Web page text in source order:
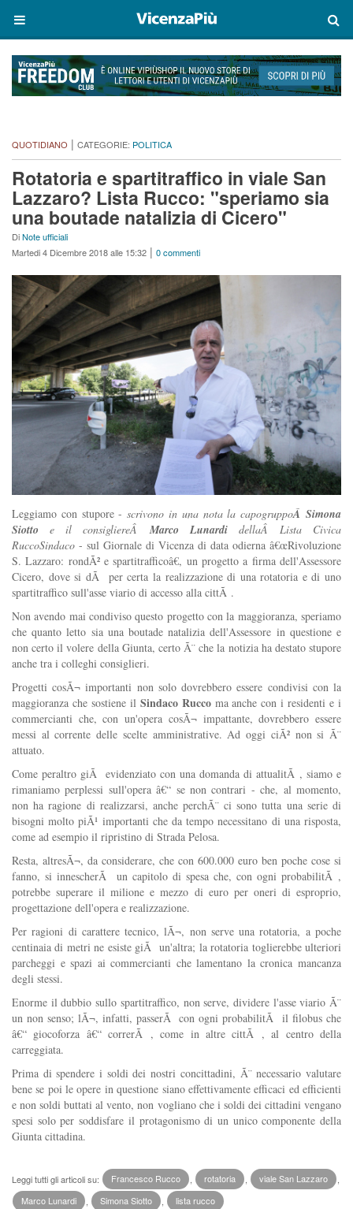
QUOTIDIANO | CATEGORIE: POLITICA
Rotatoria e spartitraffico in viale San
Lazzaro? Lista Rucco: "speriamo sia
una boutade natalizia di Cicero"
DiNote ufficiali
Martedi 4 Dicembre 2018 alle 15:32 | 0 commenti
Leggiamo con stupore -scrivono in una nota la capogruppoÂSimona
Siotto e il consigliereÂMarco LunardidellaÂ Lista Civica
RuccoSindaco - sul Giornale di Vicenza di data odierna â€œRivoluzione
S. Lazzaro: rondÃ² e spartitrafficoâ€, un progetto a firma dell'Assessore
Cicero, dove si dÃ per certa la realizzazione di una rotatoria e di uno
spartitraffico sull'asse viario di accesso alla cittÃ .
Non avendo mai condiviso questo progetto con la maggioranza, speriamo
che quanto letto sia una boutade natalizia dell'Assessore in questione e
non certo il volere della Giunta, certo Ã¨ che la notizia ha destato stupore
anche tra i colleghi consiglieri.
Progetti cosÃ¬ importanti non solo dovrebbero essere condivisi con la
maggioranza che sostiene il Sindaco Rucco ma anche con i residenti e i
commercianti che, con un'opera cosÃ¬ impattante, dovrebbero essere
messi al corrente delle scelte amministrative. Ad oggi ciÃ² non si Ã¨
attuato.
Come peraltro giÃ evidenziato con una domanda di attualitÃ , siamo e
rimaniamo perplessi sull'opera â€“ se non contrari - che, al momento,
non ha ragione di realizzarsi, anche perchÃ¨ ci sono tutta una serie di
bisogni molto piÃ¹ importanti che da tempo necessitano di una risposta,
come ad esempio il ripristino di Strada Pelosa.
Resta, altresÃ¬, da considerare, che con 600.000 euro ben poche cose si
fanno, si innescherÃ un capitolo di spesa che, con ogni probabilitÃ ,
potrebbe superare il milione e mezzo di euro per oneri di esproprio,
progettazione dell'opera e realizzazione.
Per ragioni di carattere tecnico, lÃ¬, non serve una rotatoria, a poche
centinaia di metri ne esiste giÃ un'altra; la rotatoria toglierebbe ulteriori
parcheggi e spazi ai commercianti che lamentano la cronica mancanza
degli stessi.
Enorme il dubbio sullo spartitraffico, non serve, dividere l'asse viario Ã¨
un non senso; lÃ¬, infatti, passerÃ con ogni probabilitÃ il filobus che
â€“ giocoforza â€“ correrÃ , come in altre cittÃ , al centro della
carreggiata.
Prima di spendere i soldi dei nostri concittadini, Ã¨ necessario valutare
bene se poi le opere in questione siano effettivamente efficaci ed efficienti
e non soldi buttati al vento, non vogliano che i soldi dei cittadini vengano
spesi solo per soddisfare il protagonismo di un unico componente della
Giunta cittadina.
Leggi tutti gli articoli su: Francesco Rucco rotatoria viale San Lazzaro
Marco Lunardi
Simona Siotto lista rucco